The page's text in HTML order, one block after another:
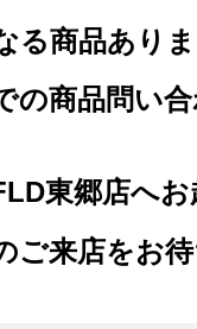
る商品あり
の商品問い
東郷店へ
ご来店をお